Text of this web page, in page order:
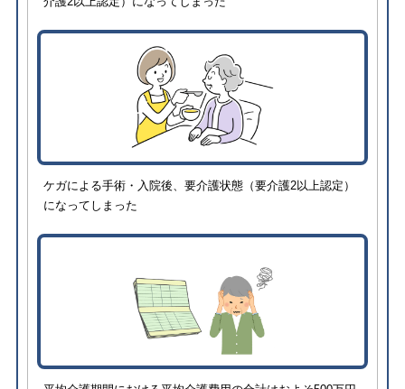
ケガによる手術・入院後、要介護状態（要介護2以上認定）
になってしまった